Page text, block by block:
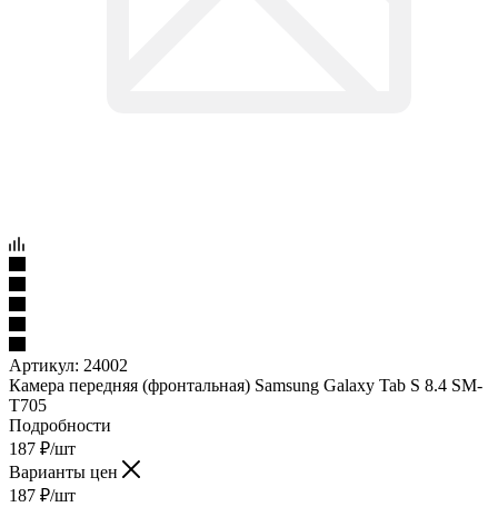
Артикул:
Камера передняя (фронтальная) Samsung Galaxy Tab S 8.4 SM-
T705
Подробности
187₽/шт
Варианты цен
187₽
Подробности
в наличии
Нашли дешевле?